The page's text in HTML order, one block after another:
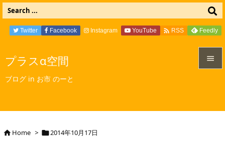
プラスα空間
ブログ in お市 のーと

Twitter Facebook Instagram YouTube  RSS Feedly
Home > 2014年10月17日